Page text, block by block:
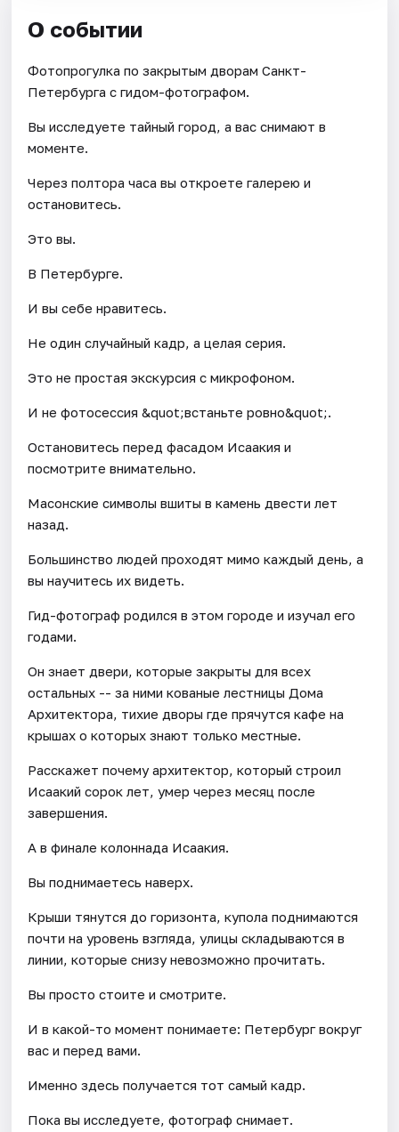
О событии
Фотопрогулка по закрытым дворам Санкт-
Петербурга с гидом-фотографом.
Вы исследуете тайный город, а вас снимают в
моменте.
Через полтора часа вы откроете галерею и
остановитесь.
Это вы.
В Петербурге.
И вы себе нравитесь.
Не один случайный кадр, а целая серия.
Это не простая экскурсия с микрофоном.
И не фотосессия &quot;встаньте ровно&quot;.
Остановитесь перед фасадом Исаакия и
посмотрите внимательно.
Масонские символы вшиты в камень двести лет
назад.
Большинство людей проходят мимо каждый день, а
вы научитесь их видеть.
Гид-фотограф родился в этом городе и изучал его
годами.
Он знает двери, которые закрыты для всех
остальных -- за ними кованые лестницы Дома
Архитектора, тихие дворы где прячутся кафе на
крышах о которых знают только местные.
Расскажет почему архитектор, который строил
Исаакий сорок лет, умер через месяц после
завершения.
А в финале колоннада Исаакия.
Вы поднимаетесь наверх.
Крыши тянутся до горизонта, купола поднимаются
почти на уровень взгляда, улицы складываются в
линии, которые снизу невозможно прочитать.
Вы просто стоите и смотрите.
И в какой-то момент понимаете: Петербург вокруг
вас и перед вами.
Именно здесь получается тот самый кадр.
Пока вы исследуете, фотограф снимает.